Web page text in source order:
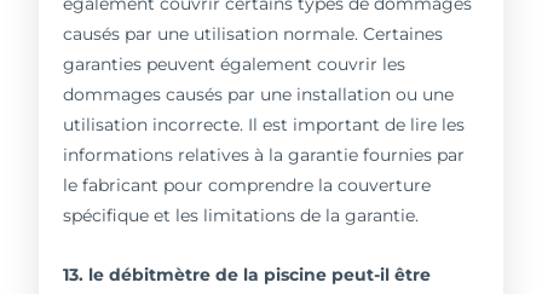
également couvrir certains types de dommages
causés par une utilisation normale. Certaines
garanties peuvent également couvrir les
dommages causés par une installation ou une
utilisation incorrecte. Il est important de lire les
informations relatives à la garantie fournies par
le fabricant pour comprendre la couverture
spécifique et les limitations de la garantie.
13. le débitmètre de la piscine peut-il être